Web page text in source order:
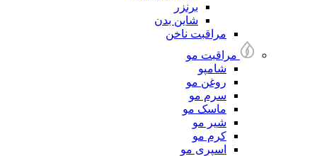
برنزر
شاین بدن
مراقبت ناخن
مراقبت مو
شامپو
روغن مو
سرم مو
ماسک مو
شیر مو
کرم مو
اسپری مو